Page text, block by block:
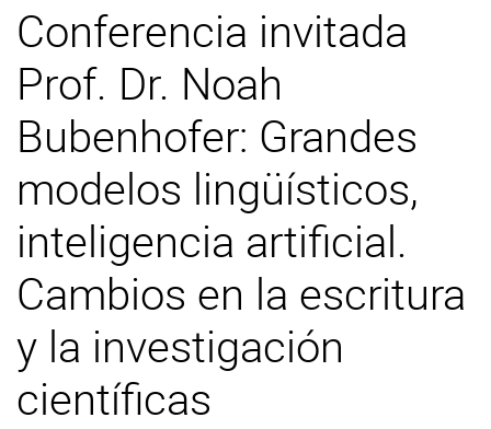
Conferencia invitada
Prof. Dr. Noah
Bubenhofer: Grandes
modelos lingüísticos,
inteligencia artificial.
Cambios en la escritura
y la investigación
científicas